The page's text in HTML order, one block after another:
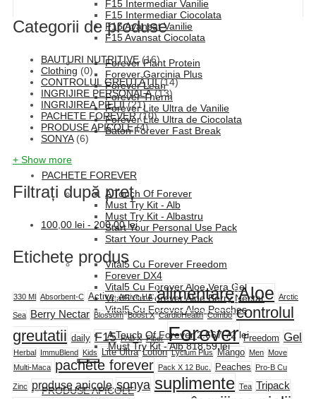
F15 Intermediar Vanilie
F15 Intermediar Ciocolata
F15 Avansat Vanilie
F15 Avansat Ciocolata
Forever Plant Protein
Forever Garcinia Plus
Forever Lean
Forever Therm
Forever Lite Ultra de Vanilie
Forever Lite Ultra de Ciocolata
Baton Forever Fast Break
PACHETE FOREVER
A Touch Of Forever
Must Try Kit - Alb
Must Try Kit - Albastru
Start Your Personal Use Pack
Start Your Journey Pack
Vital5 Cu Forever Freedom
Forever DX4
Vital5 Cu Forever Aloe Vera Gel
Vital5 Cu Forever Aloe Berry Nectar
Vital5 Cu Forever Aloe Peaches
A Touch Of Forever 2.667,72lei
Must Try Kit - Alb 818,59lei
PRODUSE APICOLE
Categorii de produse
BAUTURI NUTRITIVE (16)
Clothing (0)
CONTROLUL GREUTĂȚII (14)
INGRIJIRE PERSONALĂ (13)
INGRIJIREA PIELII (21)
PACHETE FOREVER (10)
PRODUSE APICOLE (4)
SONYA (6)
+ Show more
Filtrați după preț
100,00 lei - 200,00lei
Etichete produs
330 Ml Absorbent-C Active Active HA alimentare Aloe Arctic
Sea Berry Nectar Blossom Boost X CardioHealth Combo controlul
greutatii daily F15 FAB X Fiber Forever Freedom Gel
Herbal ImmuBlend Kids Lite Ultra Lotion Lycium Plus Mango Men Move
Multi-Maca pachete forever Pack X 12 Buc. Peaches Pro-B Cu
Zinc produse apicole sonya suplimente Tea Tripack